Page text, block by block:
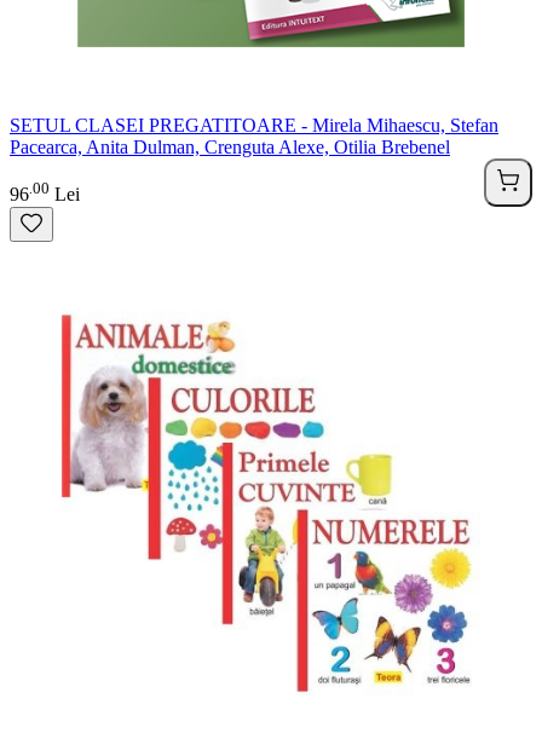
SETUL CLASEI PREGATITOARE - Mirela Mihaescu, Stefan
Pacearca, Anita Dulman, Crenguta Alexe, Otilia Brebenel
96 00 Lei